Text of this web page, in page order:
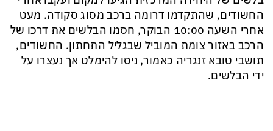
החשודים, שהתקדמו דרומה ברכב מסוג סקודה. מעט
אחרי השעה 10:00 הבוקר, חסמו הבלשים את דרכו של
הרכב באזור צומת המוביל שבגליל התחתון. החשודים,
תושבי טובא זנגריה כאמור, ניסו להימלט אך נעצרו על
ידי הבלשים.